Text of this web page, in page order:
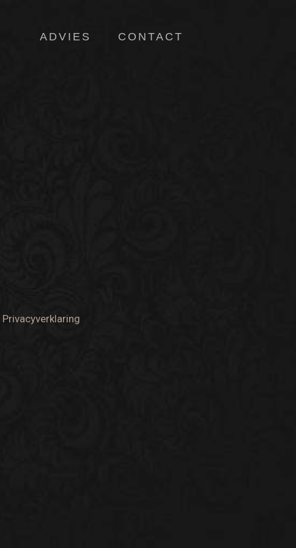
ADVIES CONTACT
Privacyverklaring